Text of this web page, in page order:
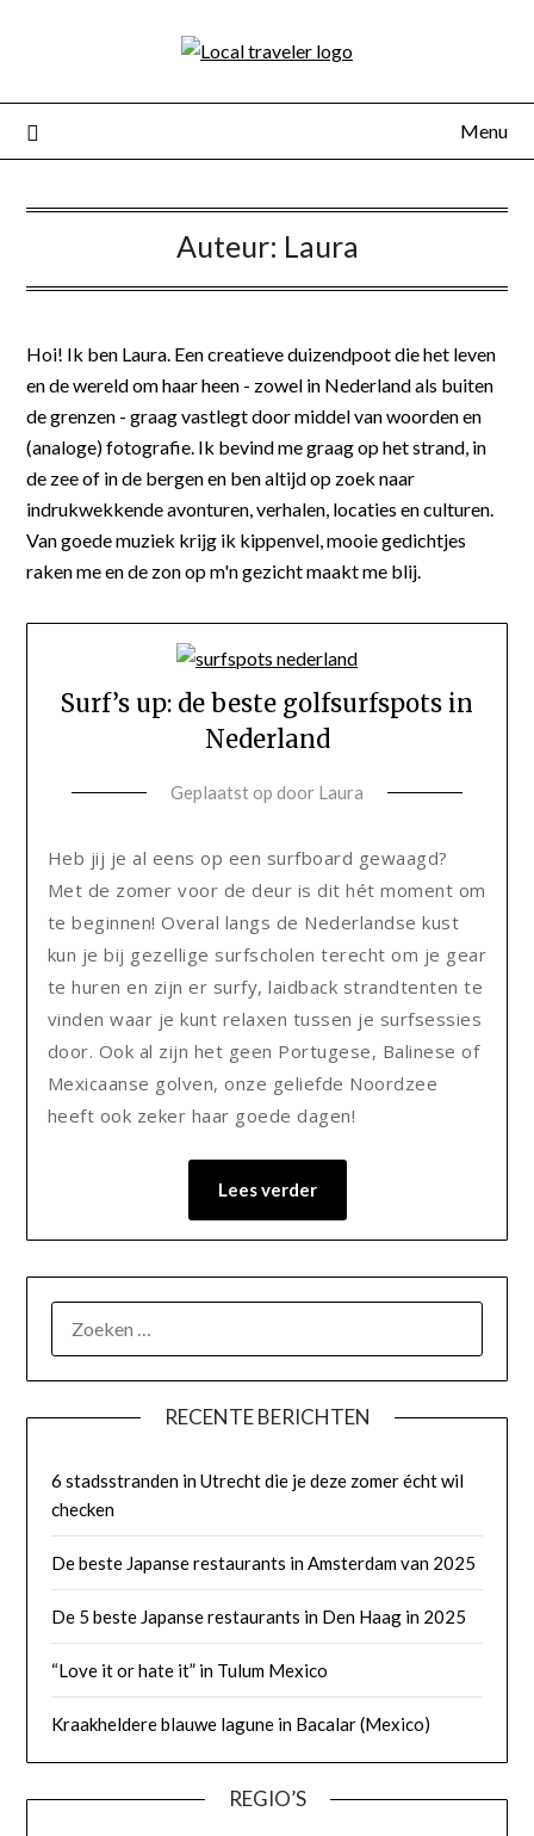
Menu
Auteur: Laura
Hoi! Ik ben Laura. Een creatieve duizendpoot die het leven
en de wereld om haar heen - zowel in Nederland als buiten
de grenzen - graag vastlegt door middel van woorden en
(analoge) fotografie. Ik bevind me graag op het strand, in
de zee of in de bergen en ben altijd op zoek naar
indrukwekkende avonturen, verhalen, locaties en culturen.
Van goede muziek krijg ik kippenvel, mooie gedichtjes
raken me en de zon op m'n gezicht maakt me blij.
Surf’s up: de beste golfsurfspots in
Nederland
Geplaatst op door Laura
Heb jij je al eens op een surfboard gewaagd?
Met de zomer voor de deur is dit hét moment om
te beginnen! Overal langs de Nederlandse kust
kun je bij gezellige surfscholen terecht om je gear
te huren en zijn er surfy, laidback strandtenten te
vinden waar je kunt relaxen tussen je surfsessies
door. Ook al zijn het geen Portugese, Balinese of
Mexicaanse golven, onze geliefde Noordzee
heeft ook zeker haar goede dagen!
Lees verder
RECENTE BERICHTEN
6 stadsstranden in Utrecht die je deze zomer écht wil
checken
De beste Japanse restaurants in Amsterdam van 2025
De 5 beste Japanse restaurants in Den Haag in 2025
“Love it or hate it” in Tulum Mexico
Kraakheldere blauwe lagune in Bacalar (Mexico)
REGIO’S